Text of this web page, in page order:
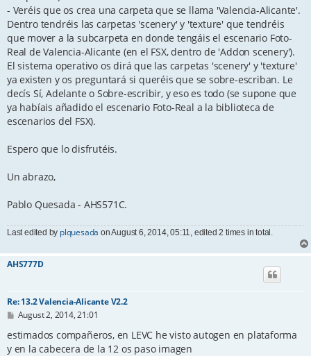
- Veréis que os crea una carpeta que se llama 'Valencia-Alicante'.
Dentro tendréis las carpetas 'scenery' y 'texture' que tendréis
que mover a la subcarpeta en donde tengáis el escenario Foto-
Real de Valencia-Alicante (en el FSX, dentro de 'Addon scenery').
El sistema operativo os dirá que las carpetas 'scenery' y 'texture'
ya existen y os preguntará si queréis que se sobre-escriban. Le
decís Sí, Adelante o Sobre-escribir, y eso es todo (se supone que
ya habíais añadido el escenario Foto-Real a la biblioteca de
escenarios del FSX).
Espero que lo disfrutéis.
Un abrazo,
Pablo Quesada - AHS571C.
Last edited by plquesada on August 6, 2014, 05:11, edited 2 times in total.
AHS777D
Re: 13.2 Valencia-Alicante V2.2
P
s
August 2, 2014, 21:01
estimados compañeros, en LEVC he visto autogen en plataforma
y en la cabecera de la 12 os paso imagen